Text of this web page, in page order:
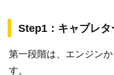
Step1：キャブレタ
第一段階は、エンジン
す。